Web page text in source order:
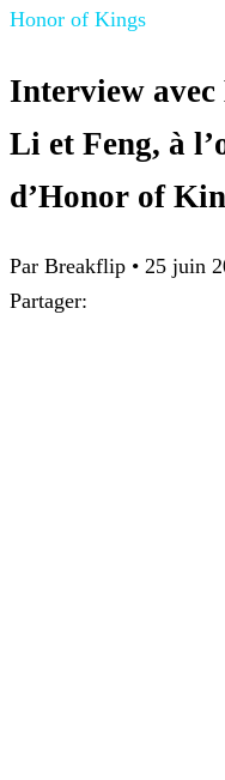
Honor of Kings
Interview
Li et Feng, à
d’Honor of
Par Breakflip • 25 juin
Partager: